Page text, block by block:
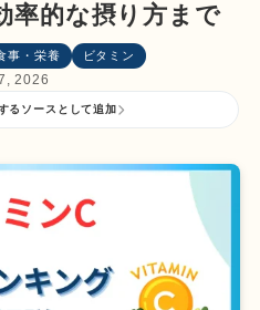
率的な摂り方まで
事・栄養 ビタミン
2026
るソースとして追加